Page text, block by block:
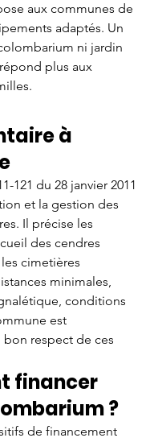
aux communes de
adaptés. Un
ni jardin
plus aux
à
121 du 28 janvier 2011
et la gestion des
Il précise les
des cendres
cimetières
minimales,
conditions
est
respect de ces
financer
?
de financement